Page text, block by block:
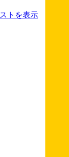
トを表示